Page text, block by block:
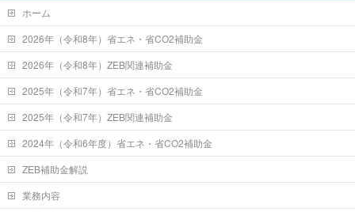
ホーム
2026年（令和8年）省エネ・省CO2補助金
2026年（令和8年）ZEB関連補助金
2025年（令和7年）省エネ・省CO2補助金
2025年（令和7年）ZEB関連補助金
2024年（令和6年度）省エネ・省CO2補助金
ZEB補助金解説
業務内容